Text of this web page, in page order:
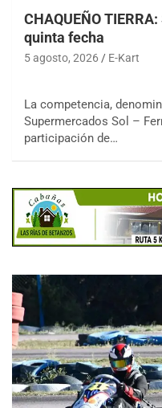
CHAQUEÑO
quinta fecha
5 agosto, 2026 E-Kart
La competencia,
Supermercados Sol –
participación de…